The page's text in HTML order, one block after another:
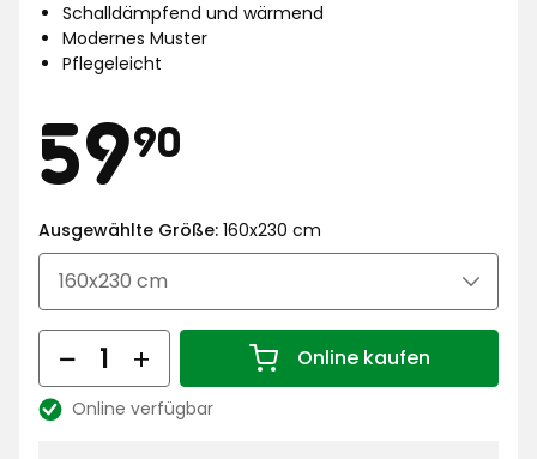
Schalldämpfend und wärmend
Modernes Muster
Pflegeleicht
Preis
5990
€
Ausgewählte Größe: 160x230 cm
Menge Online kaufen
Menge 1
Lagerbestand:
Online verfügbar